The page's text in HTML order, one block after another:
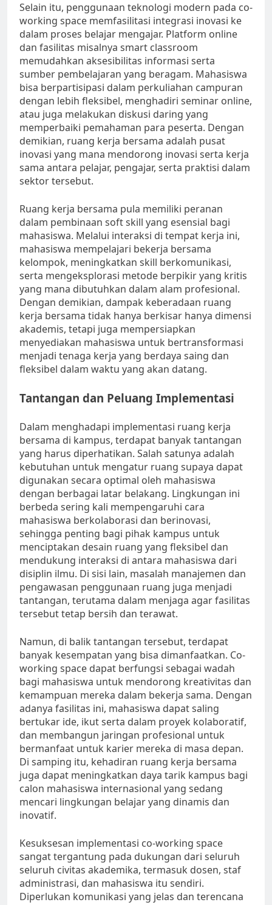
Selain itu, penggunaan teknologi modern pada co-
working space memfasilitasi integrasi inovasi ke
dalam proses belajar mengajar. Platform online
dan fasilitas misalnya smart classroom
memudahkan aksesibilitas informasi serta
sumber pembelajaran yang beragam. Mahasiswa
bisa berpartisipasi dalam perkuliahan campuran
dengan lebih fleksibel, menghadiri seminar online,
atau juga melakukan diskusi daring yang
memperbaiki pemahaman para peserta. Dengan
demikian, ruang kerja bersama adalah pusat
inovasi yang mana mendorong inovasi serta kerja
sama antara pelajar, pengajar, serta praktisi dalam
sektor tersebut.
Ruang kerja bersama pula memiliki peranan
dalam pembinaan soft skill yang esensial bagi
mahasiswa. Melalui interaksi di tempat kerja ini,
mahasiswa mempelajari bekerja bersama
kelompok, meningkatkan skill berkomunikasi,
serta mengeksplorasi metode berpikir yang kritis
yang mana dibutuhkan dalam alam profesional.
Dengan demikian, dampak keberadaan ruang
kerja bersama tidak hanya berkisar hanya dimensi
akademis, tetapi juga mempersiapkan
menyediakan mahasiswa untuk bertransformasi
menjadi tenaga kerja yang berdaya saing dan
fleksibel dalam waktu yang akan datang.
Tantangan dan Peluang Implementasi
Dalam menghadapi implementasi ruang kerja
bersama di kampus, terdapat banyak tantangan
yang harus diperhatikan. Salah satunya adalah
kebutuhan untuk mengatur ruang supaya dapat
digunakan secara optimal oleh mahasiswa
dengan berbagai latar belakang. Lingkungan ini
berbeda sering kali mempengaruhi cara
mahasiswa berkolaborasi dan berinovasi,
sehingga penting bagi pihak kampus untuk
menciptakan desain ruang yang fleksibel dan
mendukung interaksi di antara mahasiswa dari
disiplin ilmu. Di sisi lain, masalah manajemen dan
pengawasan penggunaan ruang juga menjadi
tantangan, terutama dalam menjaga agar fasilitas
tersebut tetap bersih dan terawat.
Namun, di balik tantangan tersebut, terdapat
banyak kesempatan yang bisa dimanfaatkan. Co-
working space dapat berfungsi sebagai wadah
bagi mahasiswa untuk mendorong kreativitas dan
kemampuan mereka dalam bekerja sama. Dengan
adanya fasilitas ini, mahasiswa dapat saling
bertukar ide, ikut serta dalam proyek kolaboratif,
dan membangun jaringan profesional untuk
bermanfaat untuk karier mereka di masa depan.
Di samping itu, kehadiran ruang kerja bersama
juga dapat meningkatkan daya tarik kampus bagi
calon mahasiswa internasional yang sedang
mencari lingkungan belajar yang dinamis dan
inovatif.
Kesuksesan implementasi co-working space
sangat tergantung pada dukungan dari seluruh
seluruh civitas akademika, termasuk dosen, staf
administrasi, dan mahasiswa itu sendiri.
Diperlukan komunikasi yang jelas dan terencana